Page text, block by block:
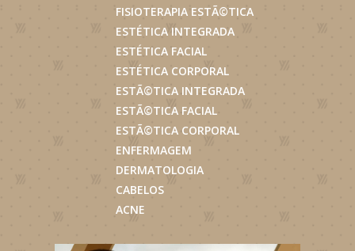
FISIOTERAPIA ESTÃ©TICA
ESTÉTICA INTEGRADA
ESTÉTICA FACIAL
ESTÉTICA CORPORAL
ESTÃ©TICA INTEGRADA
ESTÃ©TICA FACIAL
ESTÃ©TICA CORPORAL
ENFERMAGEM
DERMATOLOGIA
CABELOS
ACNE